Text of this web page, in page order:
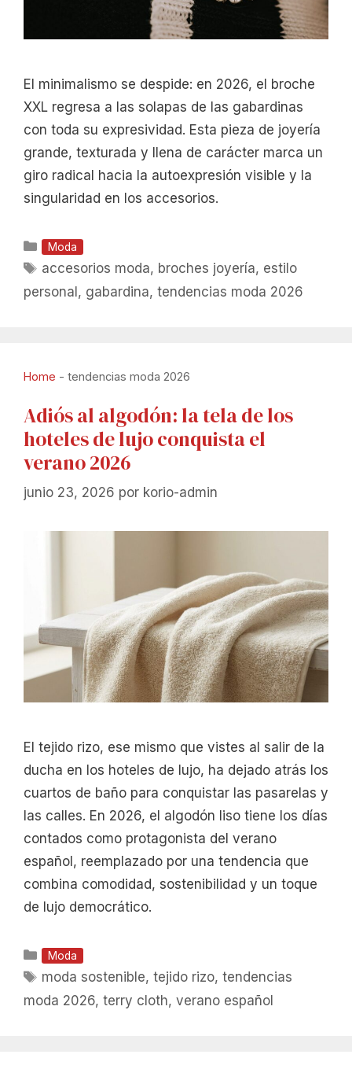
El minimalismo se despide: en 2026, el broche
XXL regresa a las solapas de las gabardinas
con toda su expresividad. Esta pieza de joyería
grande, texturada y llena de carácter marca un
giro radical hacia la autoexpresión visible y la
singularidad en los accesorios.
Categorías
Moda
Etiquetas
accesorios moda, broches joyería, estilo
personal, gabardina, tendencias moda 2026
Home - tendencias moda 2026
Adiós al algodón: la tela de los
hoteles de lujo conquista el
verano 2026
junio 23, 2026 por korio-admin
El tejido rizo, ese mismo que vistes al salir de la
ducha en los hoteles de lujo, ha dejado atrás los
cuartos de baño para conquistar las pasarelas y
las calles. En 2026, el algodón liso tiene los días
contados como protagonista del verano
español, reemplazado por una tendencia que
combina comodidad, sostenibilidad y un toque
de lujo democrático.
Categorías
Moda
Etiquetas
moda sostenible,tejido rizo,tendencias
moda 2026, terry cloth, verano español